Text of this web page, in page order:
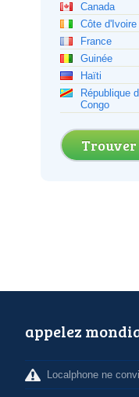
Canada
Côte d'Ivoire
France
Guinée
Haïti
République
Congo
appelez
Localphone ne